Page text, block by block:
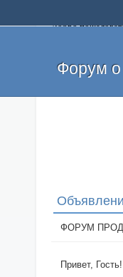
Добро
и оставлять
легкие деньги
Форум о
ФОРУМ
Привет, Гость!